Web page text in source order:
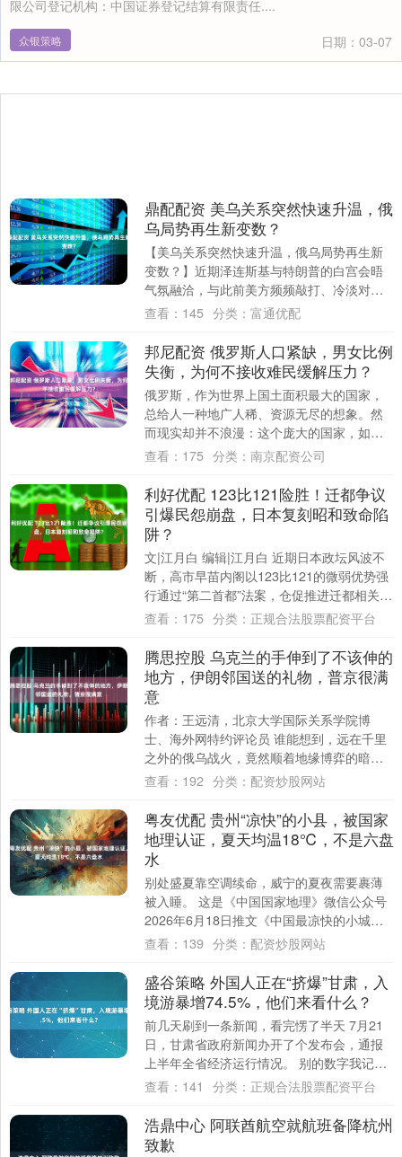
限公司登记机构：中国证券登记结算有限责任....
众银策略 日期：03-07
鼎配配资 美乌关系突然快速升温，俄
乌局势再生新变数？
【美乌关系突然快速升温，俄乌局势再生新
变数？】近期泽连斯基与特朗普的白宫会晤
气氛融洽，与此前美方频频敲打、冷淡对乌
的姿态形成鲜明反差。 这场突如其来的关系
查看： 145 分类： 富通优配
邦尼配资 俄罗斯人口紧缺，男女比例
失衡，为何不接收难民缓解压力？
俄罗斯，作为世界上国土面积最大的国家，
总给人一种地广人稀、资源无尽的想象。然
而现实却并不浪漫：这个庞大的国家，如今
人口约1.44亿，这个数字放在它辽阔的疆域
查看： 175 分类： 南京配资公司
利好优配 123比121险胜！迁都争议
引爆民怨崩盘，日本复刻昭和致命陷
阱？
文|江月白 编辑|江月白 近期日本政坛风波不
断，高市早苗内阁以123比121的微弱优势强
行通过“第二首都”法案，仓促推进迁都相关布
局。 此举全然无视民众民生困境....
查看： 175 分类： 正规合法股票配资平台
腾思控股 乌克兰的手伸到了不该伸的
地方，伊朗邻国送的礼物，普京很满
意
作者：王远清，北京大学国际关系学院博
士、海外网特约评论员 谁能想到，远在千里
之外的俄乌战火，竟然顺着地缘博弈的暗
流，一路烧到了中东腹地。伊拉克安全高官
查看： 192 分类： 配资炒股网站
粤友优配 贵州“凉快”的小县，被国家
地理认证，夏天均温18℃，不是六盘
水
别处盛夏靠空调续命，威宁的夏夜需要裹薄
被入睡。 这是《中国国家地理》微信公众号
2026年6月18日推文《中国最凉快的小城，
在哪？ 》里的一句话。 被点名的这座小....
查看： 139 分类： 配资炒股网站
盛谷策略 外国人正在“挤爆”甘肃，入
境游暴增74.5%，他们来看什么？
前几天刷到一条新闻，看完愣了半天 7月21
日，甘肃省政府新闻办开了个发布会，通报
上半年全省经济运行情况。 别的数字我记不
太清，但有一组数据让我觉得有点意思：入
查看： 141 分类： 正规合法股票配资平台
浩鼎中心 阿联酋航空就航班备降杭州
致歉